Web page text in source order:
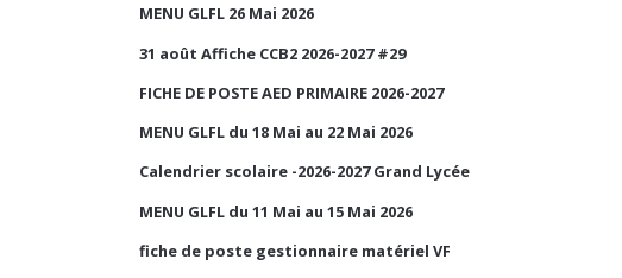
MENU GLFL 26 Mai 2026
31 août Affiche CCB2 2026-2027 #29
FICHE DE POSTE AED PRIMAIRE 2026-2027
MENU GLFL du 18 Mai au 22 Mai 2026
Calendrier scolaire -2026-2027 Grand Lycée
MENU GLFL du 11 Mai au 15 Mai 2026
fiche de poste gestionnaire matériel VF